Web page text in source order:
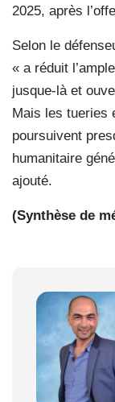
2025, après
Selon le
« a réduit
jusque-là et
Mais les tueries
poursuivent
humanitaire
ajouté.
(Synthèse de